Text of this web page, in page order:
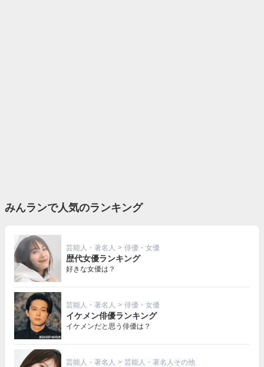
みんランで人気のランキング
芸能人・著名人 > 俳優・女優
歴代女優ランキング
好きな女優は？
芸能人・著名人 > 俳優・女優
イケメン俳優ランキング
イケメンだと思う俳優は？
芸能人・著名人 > 芸能人・著名人その他